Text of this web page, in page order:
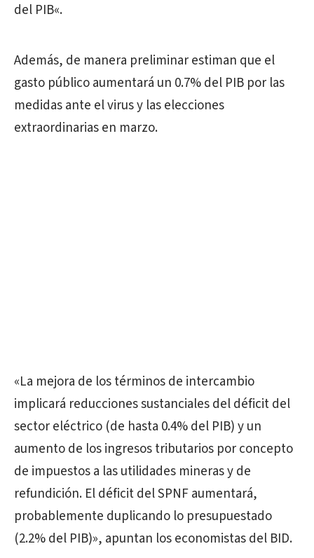
del PIB«.
Además, de manera preliminar estiman que el
gasto público aumentará un 0.7% del PIB por las
medidas ante el virus y las elecciones
extraordinarias en marzo.
«La mejora de los términos de intercambio
implicará reducciones sustanciales del déficit del
sector eléctrico (de hasta 0.4% del PIB) y un
aumento de los ingresos tributarios por concepto
de impuestos a las utilidades mineras y de
refundición. El déficit del SPNF aumentará,
probablemente duplicando lo presupuestado
(2.2% del PIB)», apuntan los economistas del BID.